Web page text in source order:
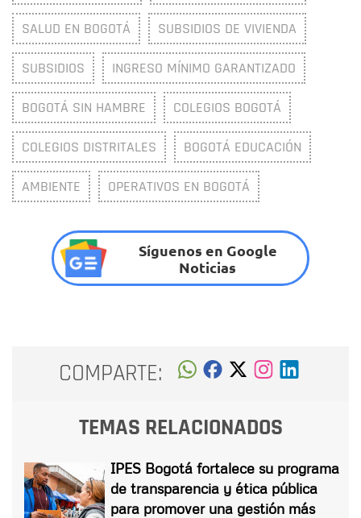
SALUD EN BOGOTÁ SUBSIDIOS DE VIVIENDA
SUBSIDIOS INGRESO MÍNIMO GARANTIZADO
BOGOTÁ SIN HAMBRE COLEGIOS BOGOTÁ
COLEGIOS DISTRITALES BOGOTÁ EDUCACIÓN
AMBIENTE OPERATIVOS EN BOGOTÁ
Síguenos en Google
Noticias
COMPARTE:
TEMAS RELACIONADOS
IPES Bogotá fortalece su programa
de transparencia y ética pública
para promover una gestión más